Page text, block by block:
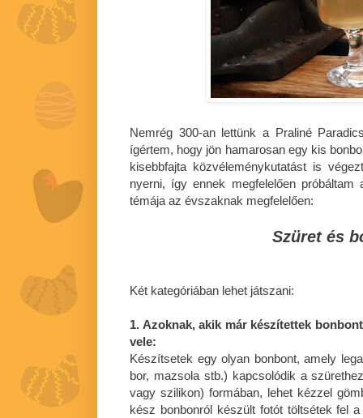
Nemrég 300-an lettünk a Praliné
ígértem, hogy jön hamarosan egy kis
kisebbfajta közvéleménykutatást is
nyerni, így ennek megfelelően
témája az évszaknak megfelelően:
Szüret és
Két kategóriában lehet játszani:
1. Azoknak, akik már készítettek
vele:
Készítsetek egy olyan bonbont, amely
bor, mazsola stb.) kapcsolódik a
vagy szilikon) formában, lehet kézzel
kész bonbonról készült fotót töltsétek fel